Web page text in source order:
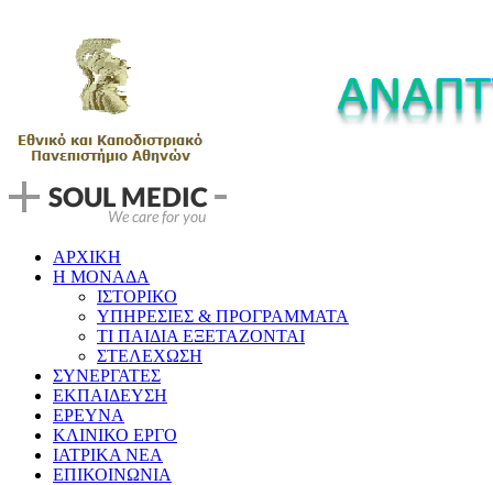
ΑΡΧΙΚΗ
Η ΜΟΝΑΔΑ
ΙΣΤΟΡΙΚΟ
ΥΠΗΡΕΣΙΕΣ & ΠΡΟΓΡΑΜΜΑΤΑ
ΤΙ ΠΑΙΔΙΑ ΕΞΕΤΑΖΟΝΤΑΙ
ΣΤΕΛΕΧΩΣΗ
ΣΥΝΕΡΓΑΤΕΣ
ΕΚΠΑΙΔΕΥΣΗ
ΕΡΕΥΝΑ
ΚΛΙΝΙΚΟ ΕΡΓΟ
ΙΑΤΡΙΚΑ ΝΕΑ
ΕΠΙΚΟΙΝΩΝΙΑ